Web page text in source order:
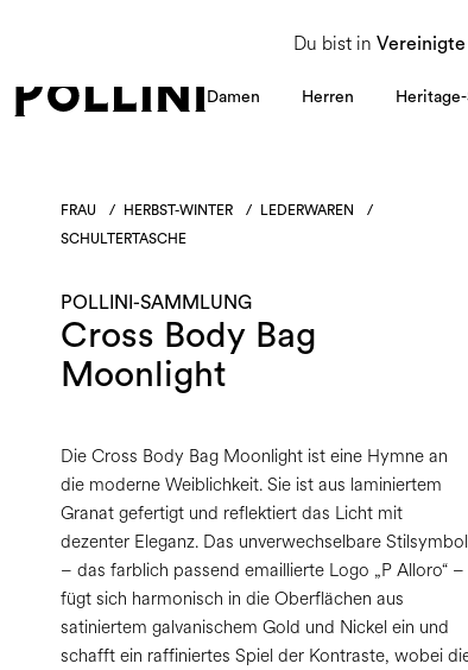
Du bist in Vereinigte
NUTZEN SIE DEN SALE UND ENTDECKEN SIE DIE NEUE
Damen Herren
FRAU / HERBST-WINTER / LEDERWAREN
/
SCHULTERTASCHE
POLLINI-SAMMLUNG
Cross Body Bag
Moonlight
Die Cross Body Bag Moonlight ist eine Hymne an
die moderne Weiblichkeit. Sie ist aus laminiertem
Granat gefertigt und reflektiert das Licht mit
dezenter Eleganz. Das unverwechselbare Stilsymbol
– das farblich passend emaillierte Logo „P Alloro“ –
fügt sich harmonisch in die Oberflächen aus
satiniertem galvanischem Gold und Nickel ein und
schafft ein raffiniertes Spiel der Kontraste, wobei